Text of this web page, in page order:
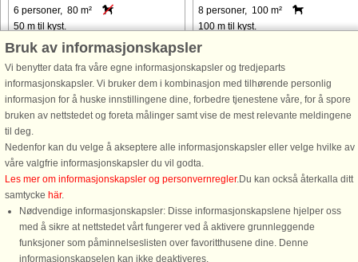
6 personer, 80 m²
50 m til kyst.
Vågn op til en fantastisk havudsigt i
dette charmerende feriehus i Als
Odde, kun få skridt fra havet.
Beliggende i rolige omgivelser med
en generøs naturgrund på 1100 m² er
det et perfekt fristed for familier ...
fra 3.206 NOK
8 personer, 100 m²
100 m til kyst.
I yderste række med
til vandet ligger dette sommerhus på
en naturgrund. Lys stue med store
vinduer og udgang til terrassen ud
mod vandet. Køkkenet ligger i åben
fra 4.412 NOK
Bruk av informasjonskapsler
Vi benytter data fra våre egne informasjonskapsler og tredjeparts
informasjonskapsler. Vi bruker dem i kombinasjon med tilhørende personlig
informasjon for å huske innstillingene dine, forbedre tjenestene våre, for å spore
bruken av nettstedet og foreta målinger samt vise de mest relevante meldingene
til deg.
Nedenfor kan du velge å akseptere alle informasjonskapsler eller velge hvilke av
våre valgfrie informasjonskapsler du vil godta.
Les mer om informasjonskapsler og personvernregler.Du kan också återkalla ditt
samtycke här.
Nødvendige informasjonskapsler: Disse informasjonskapslene hjelper oss
med å sikre at nettstedet vårt fungerer ved å aktivere grunnleggende
funksjoner som påminnelseslisten over favoritthusene dine. Denne
informasjonskapselen kan ikke deaktiveres.